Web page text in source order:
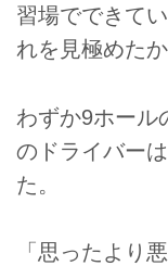
習場でできて
れを見極めた
わずか9ホール
のドライバー
た。
「思ったより